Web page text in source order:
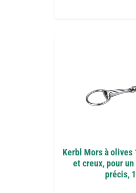
Kerbl Mors à olives
et creux, pour
précis,